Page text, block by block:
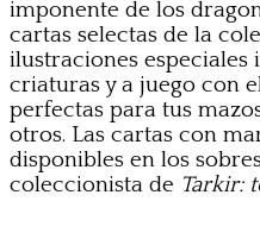
imponente de los
cartas selectas de la
ilustraciones especiales
criaturas y a juego con
perfectas para tus
otros. Las cartas con
disponibles en los
coleccionista de Tarkir: